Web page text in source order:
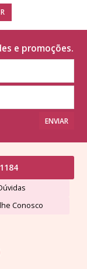
e promoções.
ENVIAR
Conosco